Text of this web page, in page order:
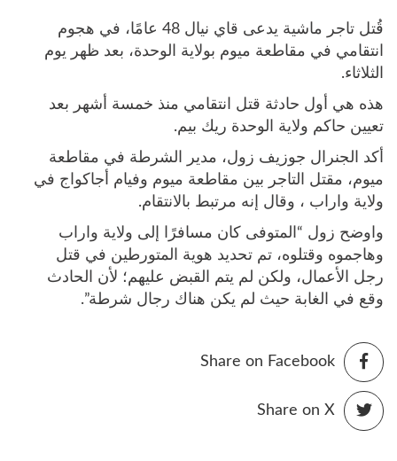
قُتل تاجر ماشية يدعى قاي نيال 48 عامًا، في هجوم
انتقامي في مقاطعة ميوم بولاية الوحدة، بعد ظهر يوم
الثلاثاء.
هذه هي أول حادثة قتل انتقامي منذ خمسة أشهر بعد
تعيين حاكم ولاية الوحدة ريك بيم.
أكد الجنرال جوزيف زول، مدير الشرطة في مقاطعة
ميوم، مقتل التاجر بين مقاطعة ميوم وفيام أجاكواج في
ولاية واراب ، وقال إنه مرتبط بالانتقام.
واوضح زول “المتوفى كان مسافرًا إلى ولاية واراب
وهاجموه وقتلوه، تم تحديد هوية المتورطين في قتل
رجل الأعمال، ولكن لم يتم القبض عليهم؛ لأن الحادث
وقع في الغابة حيث لم يكن هناك رجال شرطة”.
Share on Facebook
Share on X